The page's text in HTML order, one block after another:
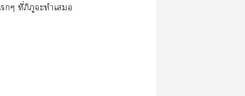
ๆ ที่ภิภูะทำเ